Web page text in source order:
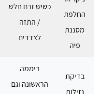
החלפת
מסננת
פיה
כשיש זרם חלש
/ התזה
לצדדים
בדיקת
נזילות
ביממה
הראשונה וגם